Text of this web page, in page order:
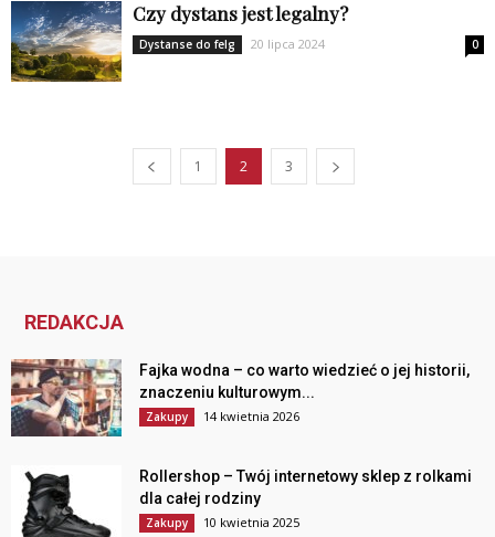
Czy dystans jest legalny?
Dystanse do felg 20 lipca 2024 0
1 2 3
REDAKCJA
Fajka wodna – co warto wiedzieć o jej historii,
znaczeniu kulturowym...
Zakupy 14 kwietnia 2026
Rollershop – Twój internetowy sklep z rolkami
dla całej rodziny
Zakupy 10 kwietnia 2025